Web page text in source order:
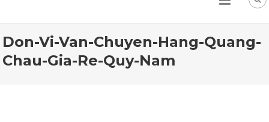
Don-Vi-Van-Chuyen-Hang-Quang-
Chau-Gia-Re-Quy-Nam